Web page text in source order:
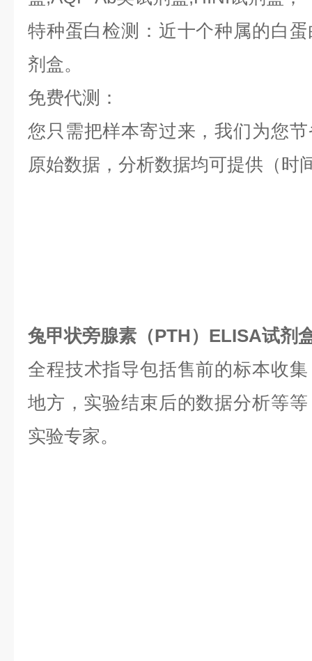
特种蛋白检测：近十个种属的白
剂盒。
免费代测：
您只需把样本寄过来，我们为您
原始数据，分析数据均可提供（时
兔甲状旁腺素（PTH）ELISA试剂
全程技术指导包括售前的标本收
地方，实验结束后的数据分析等
实验专家。